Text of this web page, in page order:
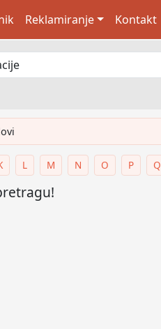
Reklamiranje Kontakt
L M N O P Q